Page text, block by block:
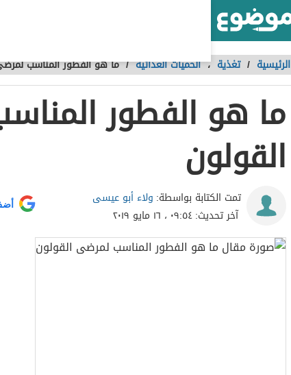
الرئيسية / تغذية ،الحميات الغذائية /ما هو الفطور المناسب
ما هو الفطور
القولون
تمت الكتابة بواسطة: ولاء أبو عيسى
آخر تحديث:٠٩:٥٤ ، ١٦ مايو ٢٠١٩